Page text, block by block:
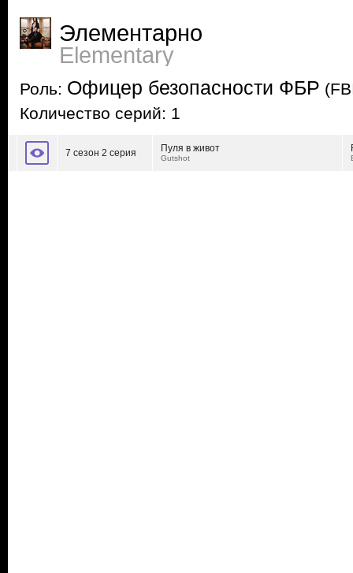
Элементарно
Elementary
Роль: Офицер безопасности ФБР
Количество серий: 1
7 сезон 2 серия Пуля в живот
Gutshot